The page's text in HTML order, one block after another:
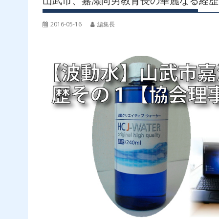
2016-05-16 編集長